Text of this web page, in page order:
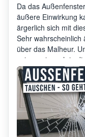
Da das
äußere Einwirkung
ärgerlich sich mit
Sehr
über das Malheur.
zeigen wir euch in
Scheibe eures
könnt Ihr euch sehr
damit